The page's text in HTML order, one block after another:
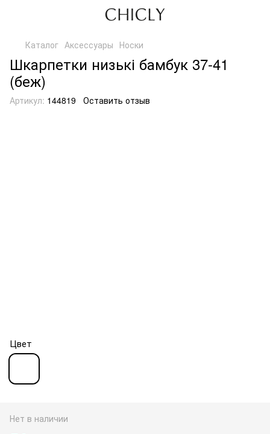
Каталог Аксессуары Носки
Шкарпетки низькі бамбук 37-41
(беж)
Артикул: 144819 Оставить отзыв
Цвет
Нет в наличии